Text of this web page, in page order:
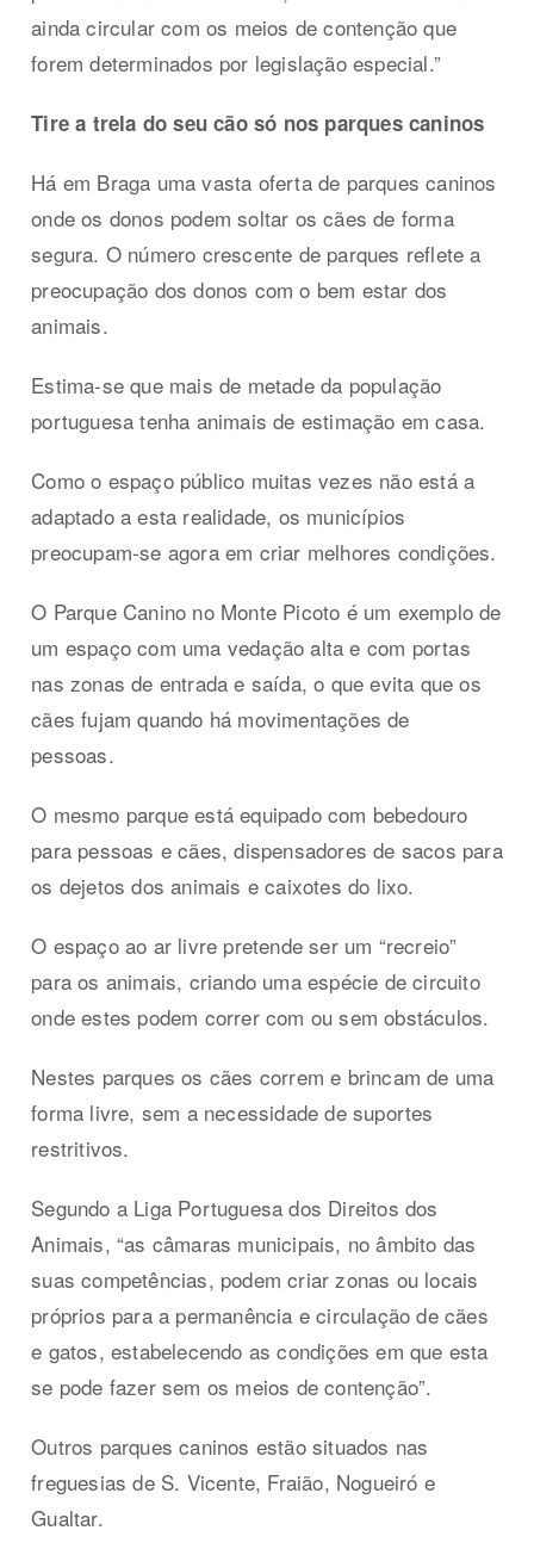
ainda circular com os meios de contenção que
forem determinados por legislação especial.”
Tire a trela do seu cão só nos parques caninos
Há em Braga uma vasta oferta de parques caninos
onde os donos podem soltar os cães de forma
segura. O número crescente de parques reflete a
preocupação dos donos com o bem estar dos
animais.
Estima-se que mais de metade da população
portuguesa tenha animais de estimação em casa.
Como o espaço público muitas vezes não está a
adaptado a esta realidade, os municípios
preocupam-se agora em criar melhores condições.
O Parque Canino no Monte Picoto é um exemplo de
um espaço com uma vedação alta e com portas
nas zonas de entrada e saída, o que evita que os
cães fujam quando há movimentações de
pessoas.
O mesmo parque está equipado com bebedouro
para pessoas e cães, dispensadores de sacos para
os dejetos dos animais e caixotes do lixo.
O espaço ao ar livre pretende ser um “recreio”
para os animais, criando uma espécie de circuito
onde estes podem correr com ou sem obstáculos.
Nestes parques os cães correm e brincam de uma
forma livre, sem a necessidade de suportes
restritivos.
Segundo a Liga Portuguesa dos Direitos dos
Animais, “as câmaras municipais, no âmbito das
suas competências, podem criar zonas ou locais
próprios para a permanência e circulação de cães
e gatos, estabelecendo as condições em que esta
se pode fazer sem os meios de contenção”.
Outros parques caninos estão situados nas
freguesias de S. Vicente, Fraião, Nogueiró e
Gualtar.